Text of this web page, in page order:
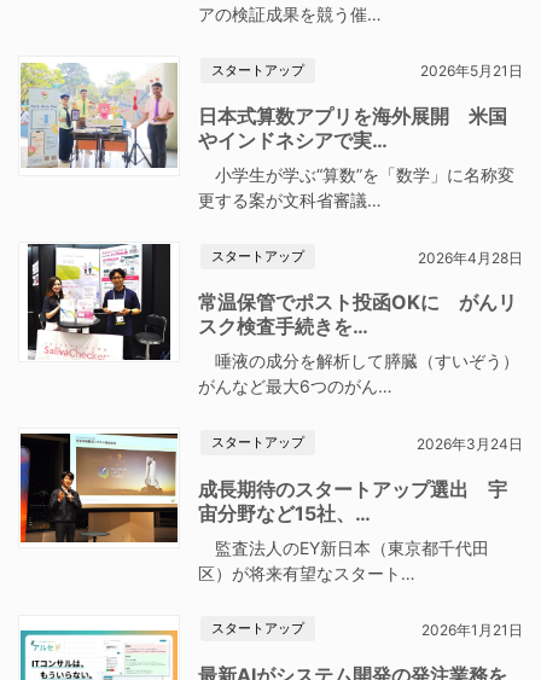
アの検証成果を競う催…
スタートアップ 2026年5月21日
日本式算数アプリを海外展開 米国
やインドネシアで実…
小学生が学ぶ“算数”を「数学」に名称変
更する案が文科省審議…
スタートアップ 2026年4月28日
常温保管でポスト投函OKに がんリ
スク検査手続きを…
唾液の成分を解析して膵臓（すいぞう）
がんなど最大6つのがん…
スタートアップ 2026年3月24日
成長期待のスタートアップ選出 宇
宙分野など15社、…
監査法人のEY新日本（東京都千代田
区）が将来有望なスタート…
スタートアップ 2026年1月21日
最新AIがシステム開発の発注業務を